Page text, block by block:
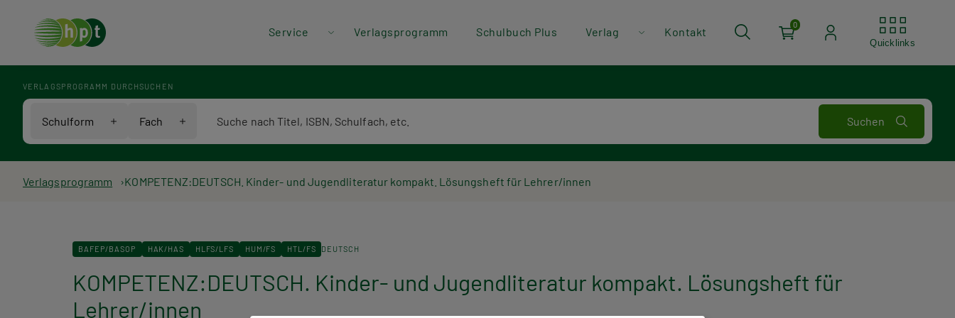
Header
Menü
Service Verlagsprogramm Schulbuch Plus Verlag Kontakt
0
Quicklinks
VERLAGSPROGRAMM DURCHSUCHEN
Schulform Fach
Pfadnavigation
Verlagsprogramm KOMPETENZ:DEUTSCH. Kinder- und Jugendliteratur kompakt. Lösungsheft für Lehrer/innen
BAFEP/BASOP HAK/HAS HLFS/LFS HUM/FS HTL/FS DEUTSCH
KOMPETENZ:DEUTSCH. Kinder- und Jugendliteratur kompakt. Lösungsheft für
Lehrer/innen